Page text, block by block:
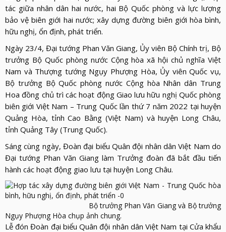
BẦU
CỬ
VÀ
HĐND
CHÍ
AN
NINH
NHÂN
DÂN
TIN
TỨC
TẠO
NGHIÊN
CỨU
KHOA
HỌC
XÂY
DỰNG
LỰC
LƯỢNG
THƯ
VIỆN
ẢNH
THƯ
VIỆN
VIDEO
HỆ
tác giữa nhân dân hai nước, hai Bộ Quốc phòng và lực lượng
bảo vệ biên giới hai nước; xây dựng đường biên giới hòa bình,
hữu nghị, ổn định, phát triển.
Ngày 23/4, Đại tướng Phan Văn Giang, Ủy viên Bộ Chính trị, Bộ
trưởng Bộ Quốc phòng nước Cộng hòa xã hội chủ nghĩa Việt
Nam và Thượng tướng Ngụy Phượng Hòa, Ủy viên Quốc vụ,
Bộ trưởng Bộ Quốc phòng nước Cộng hòa Nhân dân Trung
Hoa đồng chủ trì các hoạt động Giao lưu hữu nghị Quốc phòng
biên giới Việt Nam – Trung Quốc lần thứ 7 năm 2022 tại huyện
Quảng Hòa, tỉnh Cao Bằng (Việt Nam) và huyện Long Châu,
tỉnh Quảng Tây (Trung Quốc).
Sáng cùng ngày, Đoàn đại biểu Quân đội nhân dân Việt Nam do
Đại tướng Phan Văn Giang làm Trưởng đoàn đã bắt đầu tiến
hành các hoạt động giao lưu tại huyện Long Châu.
Bộ trưởng Phan Văn Giang và Bộ trưởng
Ngụy Phượng Hòa chụp ảnh chung.
Lễ đón Đoàn đại biểu Quân đội nhân dân Việt Nam tại Cửa khẩu